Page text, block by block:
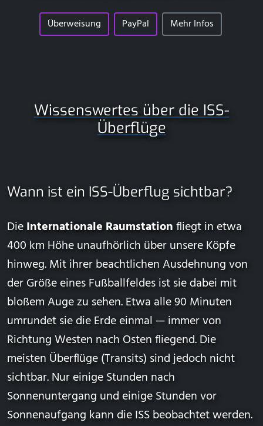
Überweisung PayPal Mehr Infos
Wissenswertes über die ISS-
Überflüge
Wann ist ein ISS-Überflug sichtbar?
DieInternationale Raumstationfliegt in etwa
400 km Höhe unaufhörlich über unsere Köpfe
hinweg. Mit ihrer beachtlichen Ausdehnung von
der Größe eines Fußballfeldes ist sie dabei mit
bloßem Auge zu sehen. Etwa alle 90 Minuten
umrundet sie die Erde einmal — immer von
Richtung Westen nach Osten fliegend. Die
meisten Überflüge (Transits) sind jedoch nicht
sichtbar. Nur einige Stunden nach
Sonnenuntergang und einige Stunden vor
Sonnenaufgang kann die ISS beobachtet werden.